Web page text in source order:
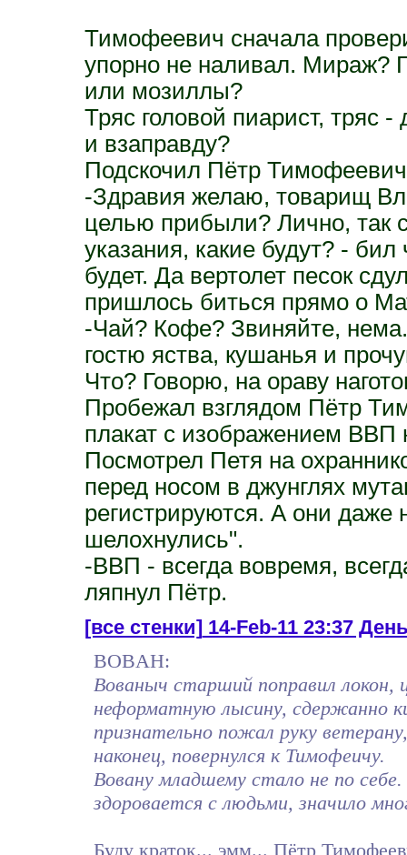
Тимофеевич сначала
упорно не наливал. Мираж?
или мозиллы?
Тряс головой пиарист, тряс
и взаправду?
Подскочил Пётр
-Здравия желаю, товарищ
целью прибыли? Лично, так
указания, какие будут? -
будет. Да вертолет песок
пришлось биться прямо о
-Чай? Кофе? Звиняйте,
гостю яства, кушанья и
Что? Говорю, на ораву
Пробежал взглядом Пётр
плакат с изображением ВВП
Посмотрел Петя на
перед носом в джунглях
регистрируются. А они
шелохнулись".
-ВВП - всегда вовремя,
ляпнул Пётр.
[все стенки]14-Feb-11 23:37
BOBAH:
Вованыч старший поправил
неформатную лысину, сдержанно
признательно пожал руку
наконец, повернулся к Тимофеичу.
Вовану младшему стало не по
здоровается с людьми, значило
Буду краток... эмм... Пётр